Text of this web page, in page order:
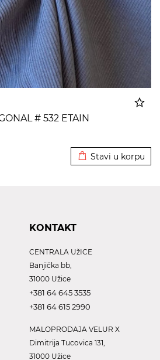
# 532 ETAIN
Stavi u korpu
KONTAKT
CENTRALA UžICE
Banjička bb,
31000 Užice
+381 64 645 3535
+381 64 615 2990
MALOPRODAJA VELUR X
Dimitrija Tucovica 131,
31000 Užice